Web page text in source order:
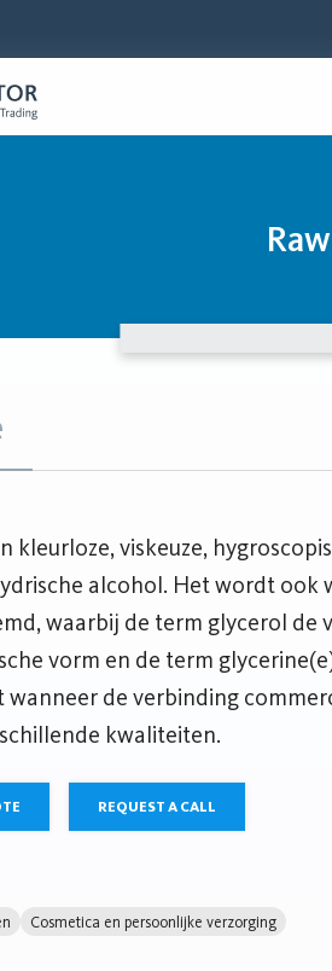
kleurloze, viskeuze,
alcohol. Het wordt ook
waarbij de term glycerol de
vorm en de term
de verbinding
kwaliteiten.
REQUEST A CALL
Cosmetica en persoonlijke verzorging